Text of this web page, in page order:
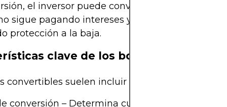
el inversor puede convertir y beneficiarse
sigue pagando intereses y devuelve el capital,
protección a la baja.
clave de los bonos
convertibles suelen incluir los siguientes
conversión – Determina cuántas acciones se